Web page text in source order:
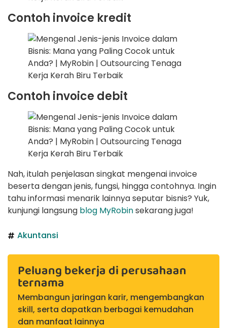
Contoh invoice kredit
Contoh invoice debit
Nah, itulah penjelasan singkat mengenai invoice
beserta dengan jenis, fungsi, hingga contohnya. Ingin
tahu informasi menarik lainnya seputar bisnis? Yuk,
kunjungi langsung blog MyRobinsekarang juga!
Akuntansi
Peluang bekerja di perusahaan
ternama
Membangun jaringan karir, mengembangkan
skill, serta dapatkan berbagai kemudahan
dan manfaat lainnya